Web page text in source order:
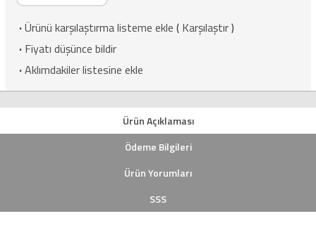
·Ürünü karşılaştırma listeme ekle ( Karşılaştır)
· Fiyatı düşünce bildir
·Aklımdakiler listesine ekle
Ürün Açıklaması
Ödeme Bilgileri
Ürün Yorumları
SSS